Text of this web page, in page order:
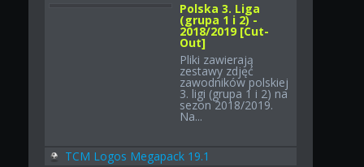
Polska 3. Liga
(grupa 1 i 2) -
2018/2019 [Cut-
Out]
Pliki zawierają
zestawy zdjęć
zawodników polskiej
3. ligi (grupa 1 i 2) na
sezon 2018/2019.
Na...
TCM Logos Megapack 19.1